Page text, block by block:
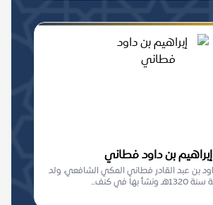
إبراهيم بن داود فطاني
بن عبد القادر فطاني المكي الشافعي، ولد
ونشأ بها في كنف...